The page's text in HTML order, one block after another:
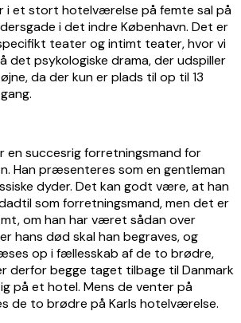
i et stort hotelværelse på femte sal på
i det indre København. Det er
teater og intimt teater, hvor vi
psykologiske drama, der udspiller
da der kun er plads til op til 13
en succesrig forretningsmand for
Han præsenteres som en gentleman
dyder. Det kan godt være, at han
som forretningsmand, men det er
om han har været sådan over
hans død skal han begraves, og
op i fællesskab af de to brødre,
derfor begge taget tilbage til Danmark
på et hotel. Mens de venter på
de to brødre på Karls hotelværelse.